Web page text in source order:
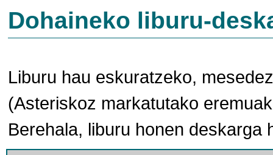
Dohaineko liburu-
Liburu hau eskuratzeko,
(Asteriskoz markatutako
Berehala, liburu honen deskarga